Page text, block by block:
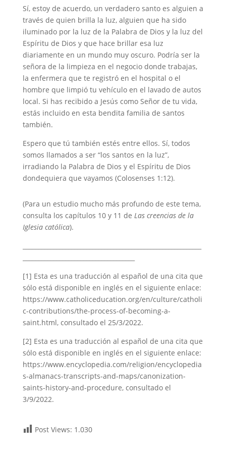
Sí, estoy de acuerdo, un verdadero santo es alguien a
través de quien brilla la luz, alguien que ha sido
iluminado por la luz de la Palabra de Dios y la luz del
Espíritu de Dios y que hace brillar esa luz
diariamente en un mundo muy oscuro. Podría ser la
señora de la limpieza en el negocio donde trabajas,
la enfermera que te registró en el hospital o el
hombre que limpió tu vehículo en el lavado de autos
local. Si has recibido a Jesús como Señor de tu vida,
estás incluido en esta bendita familia de santos
también.
Espero que tú también estés entre ellos. Sí, todos
somos llamados a ser “los santos en la luz”,
irradiando la Palabra de Dios y el Espíritu de Dios
dondequiera que vayamos (Colosenses 1:12).
(Para un estudio mucho más profundo de este tema,
consulta los capítulos 10 y 11 de Las creencias de la
Iglesia católica).
[1] Esta es una traducción al español de una cita que
sólo está disponible en inglés en el siguiente enlace:
https://www.catholiceducation.org/en/culture/catholi
c-contributions/the-process-of-becoming-a-
saint.html, consultado el 25/3/2022.
[2] Esta es una traducción al español de una cita que
sólo está disponible en inglés en el siguiente enlace:
https://www.encyclopedia.com/religion/encyclopedia
s-almanacs-transcripts-and-maps/canonization-
saints-history-and-procedure, consultado el
3/9/2022.
Post Views: 1.030